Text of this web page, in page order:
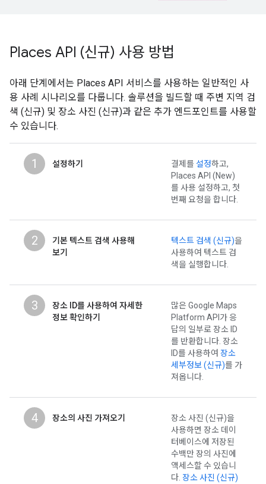
Places API (신규) 사용 방법
아래 단계에서는 Places API 서비스를 사용하는 일반적인 사
용 사례 시나리오를 다룹니다. 솔루션을 빌드할 때 주변 지역 검
색 (신규) 및 장소 사진 (신규)과 같은 추가 엔드포인트를 사용할
수 있습니다.
1 설정하기 결제를 설정하고,
Places API (New)
를 사용 설정하고, 첫
번째 요청을 합니다.
2
기본 텍스트 검색 사용해
보기
텍스트 검색 (신규)을
사용하여 텍스트 검
색을 실행합니다.
3
장소 ID를 사용하여 자세한
정보 확인하기
많은 Google Maps
Platform API가 응
답의 일부로 장소 ID
를 반환합니다. 장소
ID를 사용하여 장소
세부정보 (신규)를 가
져옵니다.
4 장소의 사진 가져오기
장소 사진 (신규)을
사용하면 장소 데이
터베이스에 저장된
수백만 장의 사진에
액세스할 수 있습니
다. 장소 사진 (신규)